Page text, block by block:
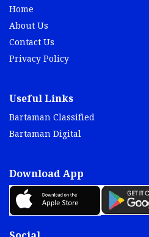
Home
About Us
Contact Us
Privacy Policy
Useful Links
Bartaman Classified
Bartaman Digital
Download App